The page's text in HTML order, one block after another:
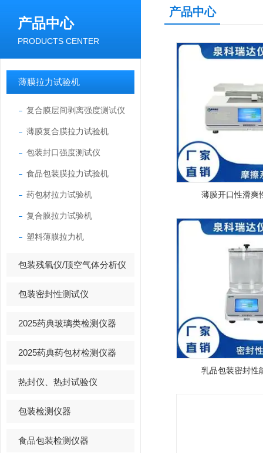
产品中心
PRODUCTS CENTER
薄膜拉力试验机
复合膜层间剥离强度测试仪
薄膜复合膜拉力试验机
包装封口强度测试仪
食品包装膜拉力试验机
药包材拉力试验机
复合膜拉力试验机
塑料薄膜拉力机
包装残氧仪/顶空气体分析仪
包装密封性测试仪
2025药典玻璃类检测仪器
2025药典药包材检测仪器
热封仪、热封试验仪
包装检测仪器
食品包装检测仪器
产品中心
薄膜开口性滑爽
乳品包装密封性